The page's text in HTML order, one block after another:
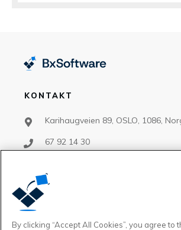
KONTAKT
Karihaugveien 89, OSLO, 1086,
67 92 14 30
salg@bxsoftware.no
FØLG OSS
By clicking “Accept All Cookies”, you agree to